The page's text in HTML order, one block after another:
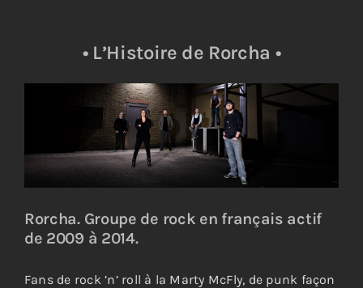
• L’Histoire de Rorcha •
Rorcha. Groupe de rock en français actif
de 2009 à 2014.
Fans de rock ’n’ roll à la Marty McFly, de punk façon